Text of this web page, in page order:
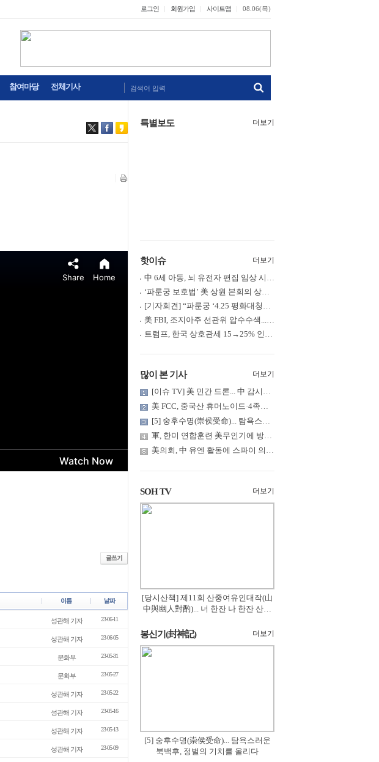
로그인 회원가입 사이트맵 08.06(목)
참여마당 전체기사 검색어 입력
성관해 기자 23-06-11
성관해 기자 23-06-05
문화부 23-05-31
문화부 23-05-27
성관해 기자 23-05-22
성관해 기자 23-05-16
성관해 기자 23-05-13
성관해 기자 23-05-09
특별보도 더보기
핫이슈 더보기
中 6세 아동, 뇌 유전자 편집 임상 시험 중 사망... 의료진 1년간 ....
‘파룬궁 보호법’ 美 상원 본회의 상정... 최종 입법 ‘초읽기’
[기자회견] “파룬궁 ‘4.25 평화대청원’ 기념 & 중공의 션윈 공연 .....
美 FBI, 조지아주 선관위 압수수색... 트럼프 “부정선거 증거 확보....
트럼프, 한국 상호관세 15→25% 인상... “韓 국회 무력합의 미비준”....
많이 본 기사 더보기
[이슈 TV] 美 민간 드론... 中 감시망 뚫고 군함 근접 촬영
美 FCC, 중국산 휴머노이드·4족보행 로봇·전력 인버터 신규 수입 .....
[5] 숭후수명(崇侯受命)... 탐욕스러운 북백후, 정벌의 기치를 올.....
軍, 한미 연합훈련 美무인기에 방공태세 발령... 왜?
美의회, 中 유엔 활동에 스파이 의혹 제기
SOH TV 더보기
[당시산책] 제11회 산중여유인대작(山
中與幽人對酌)... 너 한잔 나 한잔 산의
봉신기(封神記) 더보기
[5] 숭후수명(崇侯受命)... 탐욕스러운
북백후, 정벌의 기치를 올리다